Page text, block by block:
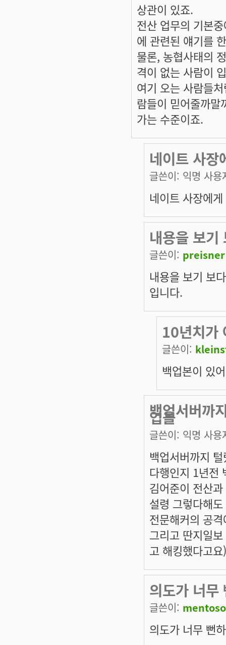
상관이 있죠.
전산 업무의 기본
에 관련된 얘기를
물론, 농협사태의
격이 없는 사람이
여기 오는 사람들
람들이 믿어줄까
가는 수준이죠.
네이트 사장
글쓴이: 익명 사용
네이트 사장에
내용을 보기
글쓴이: preisner
내용을 보기 보
입니다.
10년치가
글쓴이:
백업본이 있
백업서버까
업을
글쓴이: 익명 사용
백업서버까지
다행인지 1년전
김어준이 전산
설령 그렇다해
전문해커의 공
그리고 딴지일
고 해킹했다고요)
의도가 너무
글쓴이: mentoso
의도가 너무 뻔